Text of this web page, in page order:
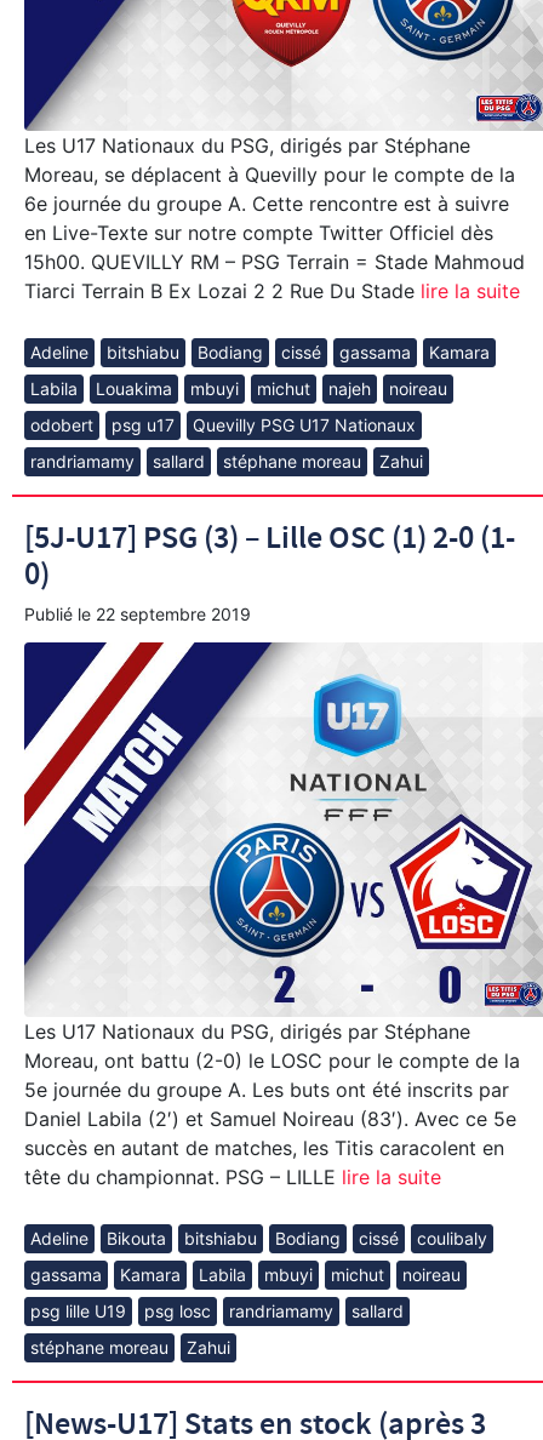
Les U17 Nationaux du PSG, dirigés par Stéphane
Moreau, se déplacent à Quevilly pour le compte de la
6e journée du groupe A. Cette rencontre est à suivre
en Live-Texte sur notre compte Twitter Officiel dès
15h00. QUEVILLY RM – PSG Terrain = Stade Mahmoud
Tiarci Terrain B Ex Lozai 2 2 Rue Du Stade lire la suite
Adeline bitshiabu Bodiang cissé gassama
Kamara
Labila
Louakima mbuyi michut najeh
noireau
odobert
psg u17
Quevilly PSG U17 Nationaux
randriamamy
sallard stéphane moreau Zahui
[5J-U17] PSG (3) – Lille OSC (1) 2-0 (1-
0)
Publié le 22 septembre 2019
Les U17 Nationaux du PSG, dirigés par Stéphane
Moreau, ont battu (2-0) le LOSC pour le compte de la
5e journée du groupe A. Les buts ont été inscrits par
Daniel Labila (2′) et Samuel Noireau (83′). Avec ce 5e
succès en autant de matches, les Titis caracolent en
tête du championnat. PSG – LILLE lire la suite
Adeline Bikouta bitshiabu Bodiang cissé
coulibaly
gassama
Kamara Labila mbuyi michut
noireau
psg lille U19
psg losc randriamamy
sallard
stéphane moreau
Zahui
[News-U17] Stats en stock (après 3